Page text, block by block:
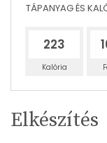
TÁPANYAG ÉS
223
Kalória
Egy
adagban
Elkészítés